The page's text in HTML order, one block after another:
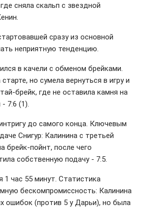
сняла скальп с звездной
сразу из основной
неприятную тенденцию.
в качели с обменом брейками.
но сумела вернуться в игру и
брейк, где не оставила камня на
7:6 (1).
до самого конца. Ключевым
Снигур: Калинина с третьей
брейк-пойнт, после чего
собственную подачу - 7:5.
1 час 55 минут. Статистика
бескомпромиссность: Калинина
ошибок (против 5 у Дарьи), но была